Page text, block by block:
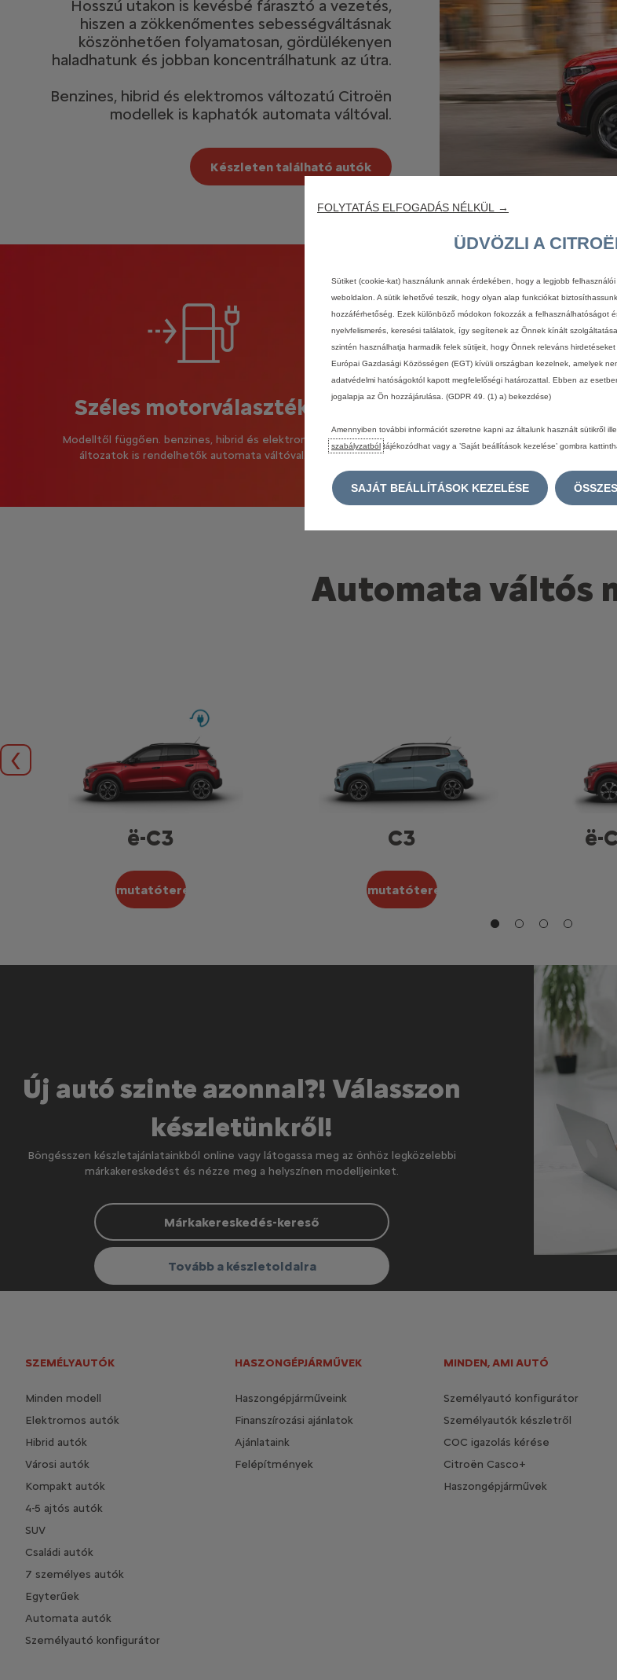
Hosszú utakon is kevésbé fárasztó a vezetés,
hiszen a zökkenőmentes sebességváltásnak
köszönhetően folyamatosan, gördülékenyen
haladhatunk és jobban koncentrálhatunk az útra.
Benzines, hibrid és elektromos változatú Citroën
modellek is kaphatók automata váltóval.
Készleten található autók
Széles motorválaszték
Modelltől függően. benzines, hibrid és elektromos
áltozatok is rendelhetők automata váltóval.
Fokozott kényelem
A Citroëntől megszokott tökéletes
ülésekkel (felszereltségtől
Automata váltós
Előző
ë-C3
Bemutatóterem
C3
Bemutatóterem
ë-
Új autó szinte azonnal?! Válasszon
készletünkről!
Böngésszen készletajánlatainkból online vagy látogassa meg az önhöz legközelebbi
márkakereskedést és nézze meg a helyszínen modelljeinket.
Márkakereskedés-kereső
Tovább a készletoldalra
SZEMÉLYAUTÓK
Minden modell
Elektromos autók
Hibrid autók
Városi autók
Kompakt autók
4-5 ajtós autók
SUV
Családi autók
7 személyes autók
Egyterűek
Automata autók
Személyautó konfigurátor
HASZONGÉPJÁRMŰVEK
Haszongépjárműveink
Finanszírozási ajánlatok
Ajánlataink
Felépítmények
MINDEN, AMI AUTÓ
Személyautó konfigurátor
Személyautók készletről
COC igazolás kérése
Citroën Casco+
Haszongépjárművek
FOLYTATÁS ELFOGADÁS NÉLKÜL →
ÜDVÖZLI A
Sütiket (cookie-kat) használunk annak érdekében, hogy a legjobb
weboldalon. A sütik lehetővé teszik, hogy olyan alap funkciókat
hozzáférhetőség. Ezek különböző módokon fokozzák a felhasználhatóságot
nyelvfelismerés, keresési találatok, így segítenek az Önnek kínált
szintén használhatja harmadik felek sütijeit, hogy Önnek releváns
Európai Gazdasági Közösségen (EGT) kívüli országban kezelnek, amelyek
adatvédelmi hatóságoktól kapott megfelelőségi határozattal. Ebben az
jogalapja az Ön hozzájárulása. (GDPR 49. (1) a) bekezdése)
Amennyiben további információt szeretne kapni az általunk használt sütikről
szabályzatból tájékozódhat vagy a ’Saját beállítások kezelése’ gombra
SAJÁT BEÁLLÍTÁSOK KEZELÉSE